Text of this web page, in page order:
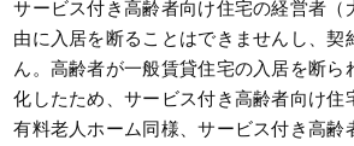
サービス付き高齢者向け住宅の経営者（
由に入居を断ることはできませんし、契
ん。高齢者が一般賃貸住宅の入居を断ら
化したため、サービス付き高齢者向け住
有料老人ホーム同様、サービス付き高齢